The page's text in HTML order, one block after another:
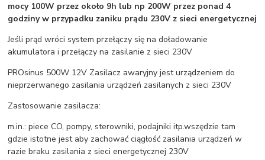
mocy 100W przez około 9h lub np 200W przez ponad 4
godziny w przypadku zaniku prądu 230V z sieci energetycznej
Jeśli prąd wróci system przełączy się na doładowanie
akumulatora i przełączy na zasilanie z sieci 230V
PROsinus 500W 12V Zasilacz awaryjny jest urządzeniem do
nieprzerwanego zasilania urządzeń zasilanych z sieci 230V
Zastosowanie zasilacza:
m.in.: piece CO, pompy, sterowniki, podajniki itp.wszędzie tam
gdzie istotne jest aby zachować ciągłość zasilania urządzeń w
razie braku zasilania z sieci energetycznej 230V